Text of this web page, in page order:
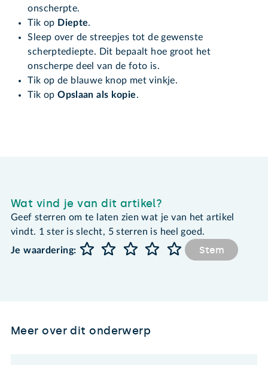
onscherpte.
Tik op Diepte.
Sleep over de streepjes tot de gewenste
scherptediepte. Dit bepaalt hoe groot het
onscherpe deel van de foto is.
Tik op de blauwe knop met vinkje.
Tik opOpslaan als kopie.
Wat vind je van dit artikel?
Geef sterren om te laten zien wat je van het artikel
vindt. 1 ster is slecht, 5 sterren is heel goed.
Je waardering:
Stem
Meer over dit onderwerp